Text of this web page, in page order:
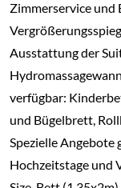
Zimmerservice und
Ausstattung der
verfügbar:
und Bügelbrett,
Spezielle Angebote
Hochzeitstage und